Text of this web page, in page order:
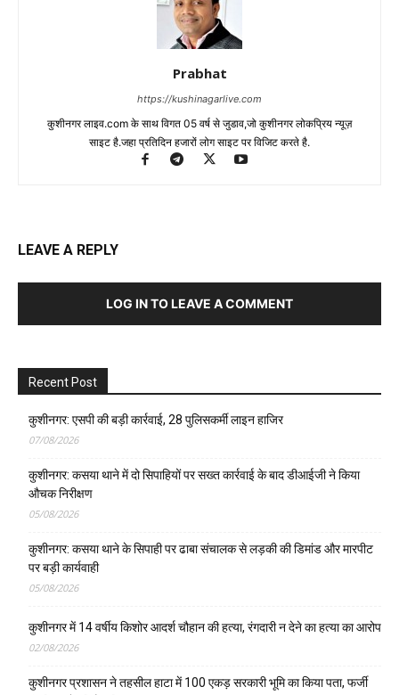
Prabhat
https://kushinagarlive.com
कुशीनगर लाइव.com के साथ विगत 05 वर्ष से जुडाव,जो कुशीनगर लोकप्रिय न्यूज़
साइट है.जहा प्रतिदिन हजारों लोग साइट पर विजिट करते है.
LEAVE A REPLY
LOG IN TO LEAVE A COMMENT
Recent Post
कुशीनगर: एसपी की बड़ी कार्रवाई, 28 पुलिसकर्मी लाइन हाजिर
07/08/2026
कुशीनगर: कसया थाने में दो सिपाहियों पर सख्त कार्रवाई के बाद डीआईजी ने किया
औचक निरीक्षण
05/08/2026
कुशीनगर: कसया थाने के सिपाही पर ढाबा संचालक से लड़की की डिमांड और मारपीट
पर बड़ी कार्यवाही
05/08/2026
कुशीनगर में 14 वर्षीय किशोर आदर्श चौहान की हत्या, रंगदारी न देने का हत्या का आरोप
02/08/2026
कुशीनगर प्रशासन ने तहसील हाटा में 100 एकड़ सरकारी भूमि का किया पता, फर्जी